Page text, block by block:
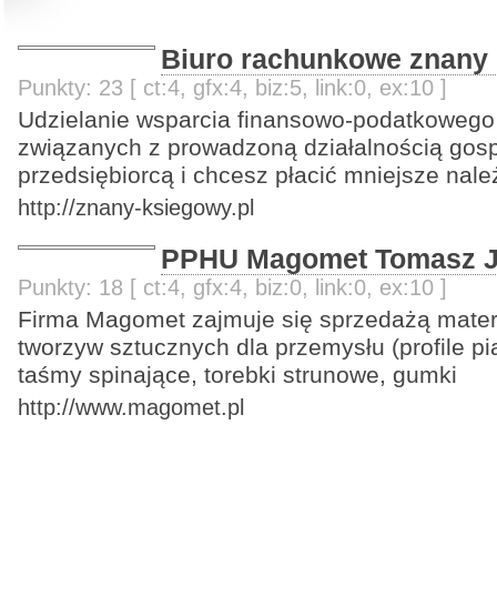
Biuro rachunkowe
Punkty: 23 [ ct:4, gfx:4, biz:5, link:0, ex:10 ]
Udzielanie wsparcia finansowo-
związanych z prowadzoną działalnością
przedsiębiorcą i chcesz płacić mniejsze
http://znany-ksiegowy.pl
PPHU Magomet Tomasz
Punkty: 18 [ ct:4, gfx:4, biz:0, link:0, ex:10 ]
Firma Magomet zajmuje się sprzedażą
tworzyw sztucznych dla przemysłu (profile
taśmy spinające, torebki strunowe, gumki
http://www.magomet.pl